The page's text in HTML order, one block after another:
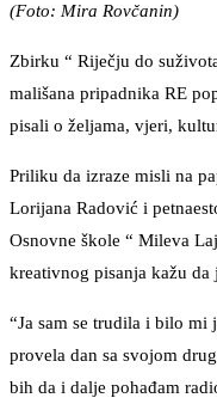
(Foto: Mira Rovčanin)
Zbirku “ Riječju do
mališana pripadnika RE
pisali o željama, vjeri,
Priliku da izraze misli na
Lorijana Radović i
Osnovne škole “ Mileva
kreativnog pisanja kažu
“Ja sam se trudila i bilo mi
provela dan sa svojom
bih da i dalje pohađam